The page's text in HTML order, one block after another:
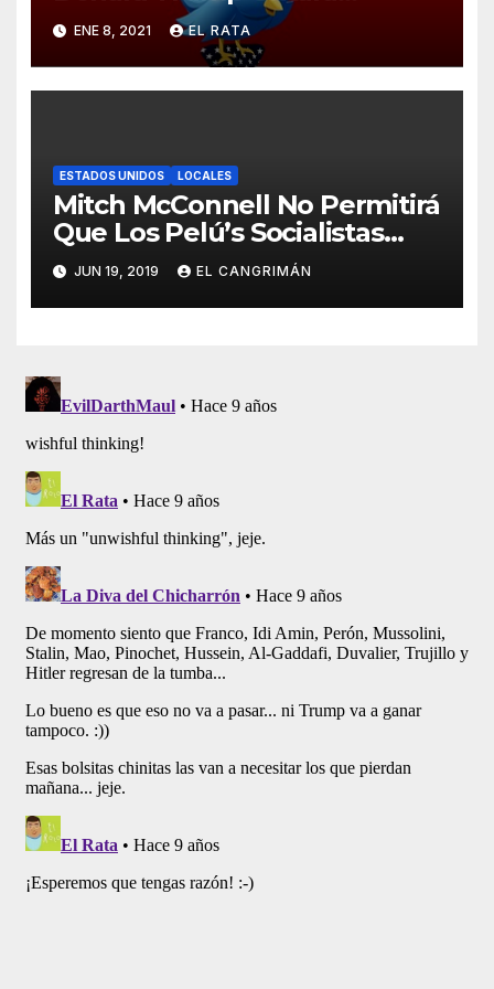
Barrabasadas Desde Una
Tumbacocos
ENE 8, 2021 EL RATA
ESTADOS UNIDOS LOCALES
Mitch McConnell No Permitirá
Que Los Pelú’s Socialistas
Comunistas Del PNP Logren
La Estadidad
JUN 19, 2019 EL CANGRIMÁN